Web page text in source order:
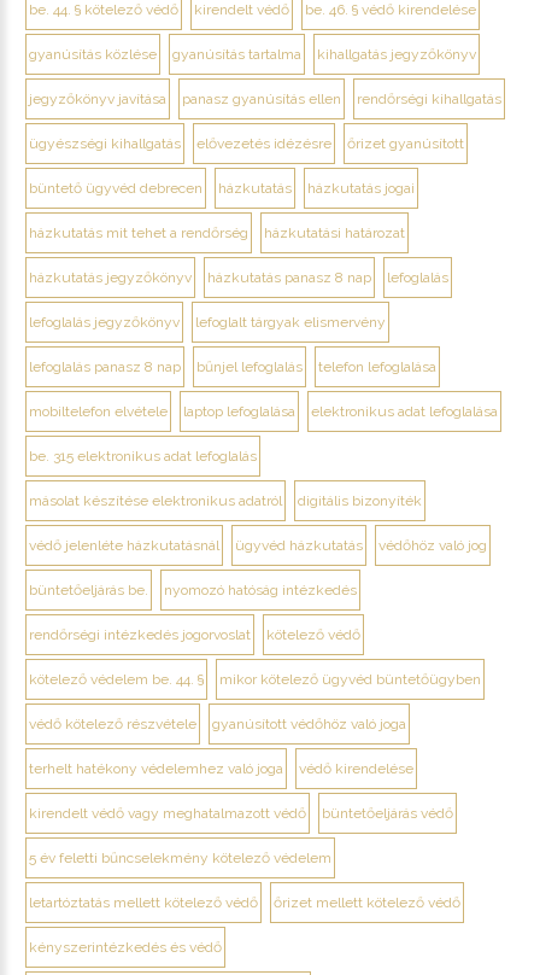
be. 44. § kötelező védő kirendelt védő be. 46. § védő kirendelése
gyanúsítás közlése gyanúsítás tartalma kihallgatás jegyzőkönyv
jegyzőkönyv javítása panasz gyanúsítás ellen rendőrségi kihallgatás
ügyészségi kihallgatás elővezetés idézésre őrizet gyanúsított
büntető ügyvéd debrecen házkutatás házkutatás jogai
házkutatás mit tehet a rendőrség házkutatási határozat
házkutatás jegyzőkönyv házkutatás panasz 8 nap lefoglalás
lefoglalás jegyzőkönyv lefoglalt tárgyak elismervény
lefoglalás panasz 8 nap bűnjel lefoglalás telefon lefoglalása
mobiltelefon elvétele laptop lefoglalása elektronikus adat lefoglalása
be. 315 elektronikus adat lefoglalás
másolat készítése elektronikus adatról digitális bizonyíték
védő jelenléte házkutatásnál ügyvéd házkutatás védőhöz való jog
büntetőeljárás be. nyomozó hatóság intézkedés
rendőrségi intézkedés jogorvoslat kötelező védő
kötelező védelem be. 44. § mikor kötelező ügyvéd büntetőügyben
védő kötelező részvétele gyanúsított védőhöz való joga
terhelt hatékony védelemhez való joga védő kirendelése
kirendelt védő vagy meghatalmazott védő büntetőeljárás védő
5 év feletti bűncselekmény kötelező védelem
letartóztatás mellett kötelező védő őrizet mellett kötelező védő
kényszerintézkedés és védő